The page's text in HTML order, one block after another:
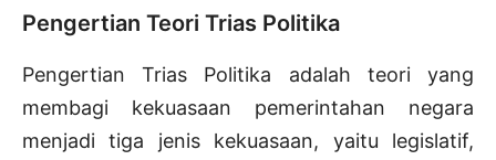
Pengertian Teori Trias Politika
Pengertian Trias Politika adalah teori yang
membagi kekuasaan pemerintahan negara
menjadi tiga jenis kekuasaan, yaitu legislatif,